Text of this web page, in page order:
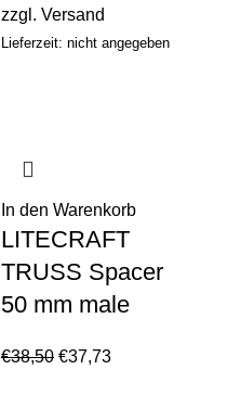
zzgl. Versand
Lieferzeit: nicht angegeben
In den Warenkorb
LITECRAFT
TRUSS Spacer
50 mm male
€38,50 €37,73